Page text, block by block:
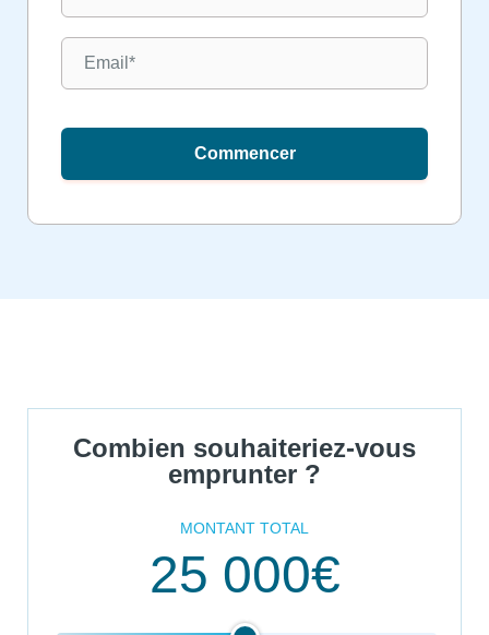
Commencer
Combien souhaiteriez-vous
emprunter ?
MONTANT TOTAL
25 000€